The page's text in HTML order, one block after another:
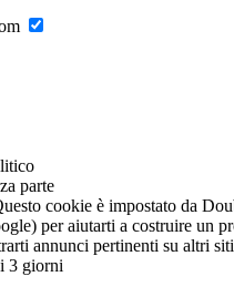
parte
cookie è impostato da
per aiutarti a costruire un
annunci pertinenti su altri
3 giorni